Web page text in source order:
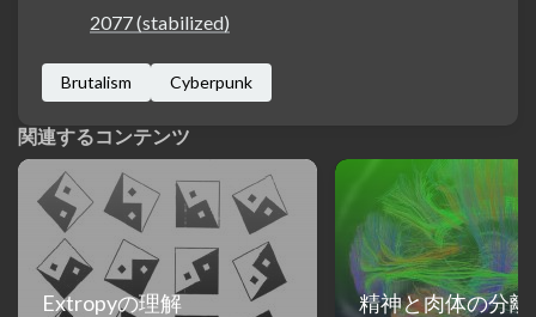
2077 (stabilized)
Brutalism Cyberpunk
関連するコンテンツ
Extropyの理解 精神と肉体の分離